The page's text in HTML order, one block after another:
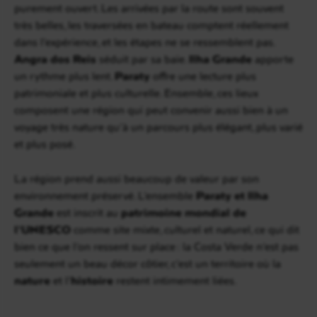
purement ouvert. Les arrivées par la route sont souvent
très belles, les traversées en bateau comptent réellement
dans l’expérience, et les étapes ne se ressemblent pas.
Angra dos Reis séduit par sa baie. Ilha Grande apporte
un rythme plus lent. Paraty offre une lecture plus
patrimoniale et plus culturelle. Ensemble, ces lieux
composent une région qui peut convenir aussi bien à un
voyage très nature qu’à un parcours plus élégant, plus varié
et plus posé.
La région prend aussi beaucoup de valeur par son
environnement préservé. L’ensemble Paraty et Ilha
Grande est inscrit au patrimoine mondial de
l’UNESCO comme site mixte, culturel et naturel, ce qui dit
bien ce que l’on ressent sur place : la Costa Verde n’est pas
seulement un beau décor côtier, c’est un territoire où la
nature et l’ histoire restent intimement liées.